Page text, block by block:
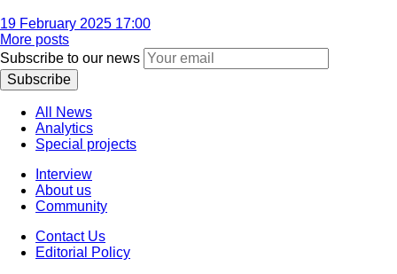
19 February 2025 17:00
More posts
Subscribe to our news
Subscribe
All News
Analytics
Special projects
Interview
About us
Community
Contact Us
Editorial Policy